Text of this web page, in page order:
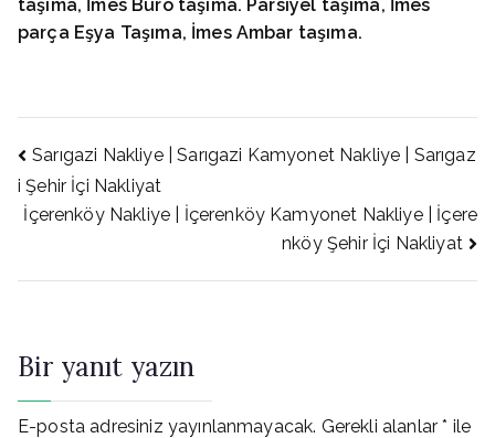
taşıma, İmes Büro taşıma. Parsiyel taşıma, İmes
parça Eşya Taşıma, İmes Ambar taşıma.
Yazı
gezinmesi
Sarıgazi Nakliye | Sarıgazi Kamyonet Nakliye | Sarıgaz
i Şehir İçi Nakliyat
İçerenköy Nakliye | İçerenköy Kamyonet Nakliye | İçere
nköy Şehir İçi Nakliyat
Bir yanıt yazın
E-posta adresiniz yayınlanmayacak. Gerekli alanlar* ile